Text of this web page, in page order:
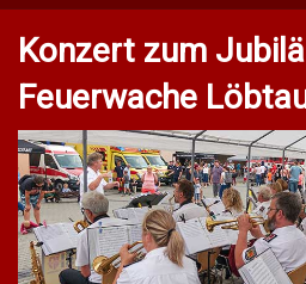
Konzert zum
Feuerwache